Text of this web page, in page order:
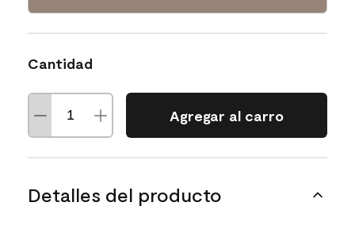
Cantidad
Agregar al carro
Detalles del producto